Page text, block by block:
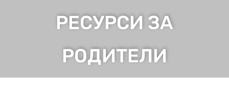
РЕСУРСИ ЗА
РОДИТЕЛИ​